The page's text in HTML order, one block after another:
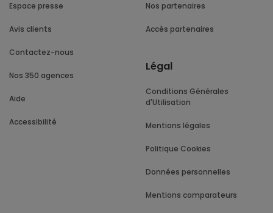
Espace presse
Avis clients
Contactez-nous
Nos 350 agences
Aide
Accessibilité
Nos partenaires
Accès partenaires
Légal
Conditions Générales
d'Utilisation
Mentions légales
Politique Cookies
Données personnelles
Mentions comparateurs